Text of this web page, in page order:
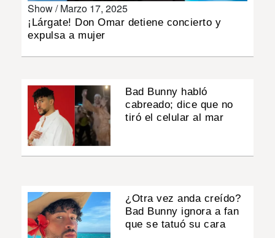
Show /Marzo 17, 2025
¡Lárgate! Don Omar detiene concierto y
expulsa a mujer
Bad Bunny habló
cabreado; dice que no
tiró el celular al mar
¿Otra vez anda creído?
Bad Bunny ignora a fan
que se tatuó su cara